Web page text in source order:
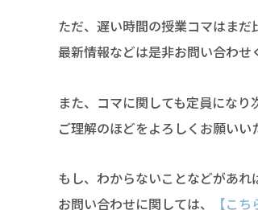
ただ、遅い時間の授業コマはまだ
最新情報などは是非お問い合わせ
また、コマに関しても定員になり
ご理解のほどをよろしくお願いい
もし、わからないことなどがあれ
お問い合わせに関しては、
【こち